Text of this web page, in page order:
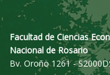
Facultad de Ciencias
Nacional de Rosario
Bv. Oroño 1261 -